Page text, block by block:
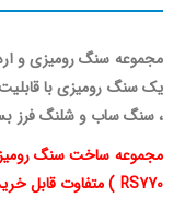
مجموعه سنگ رومیزی و
یک سنگ رومیزی با
، سنگ ساب و شلنگ فرز
RS770 ) متفاوت قابل خریداری می‌باشد :